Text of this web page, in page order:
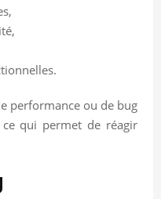
performance ou de bug
qui permet de réagir